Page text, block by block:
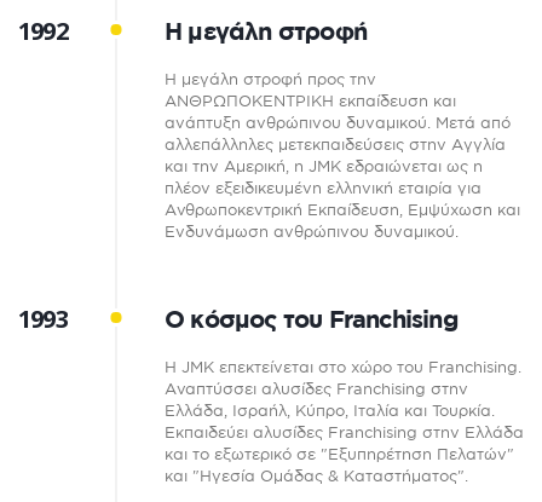
1992 Η μεγάλη στροφή
Η μεγάλη στροφή προς την
ΑΝΘΡΩΠΟΚΕΝΤΡΙΚΗ εκπαίδευση και
ανάπτυξη ανθρώπινου δυναμικού. Μετά από
αλλεπάλληλες μετεκπαιδεύσεις στην Αγγλία
και την Αμερική, η JMK εδραιώνεται ως η
πλέον εξειδικευμένη ελληνική εταιρία για
Ανθρωποκεντρική Εκπαίδευση, Εμψύχωση και
Ενδυνάμωση ανθρώπινου δυναμικού.
1993 Ο κόσμος του Franchising
Η JMK επεκτείνεται στο χώρο του Franchising.
Αναπτύσσει αλυσίδες Franchising στην
Ελλάδα, Ισραήλ, Κύπρο, Ιταλία και Τουρκία.
Εκπαιδεύει αλυσίδες Franchising στην Ελλάδα
και το εξωτερικό σε "Εξυπηρέτηση Πελατών"
και "Ηγεσία Ομάδας & Καταστήματος".